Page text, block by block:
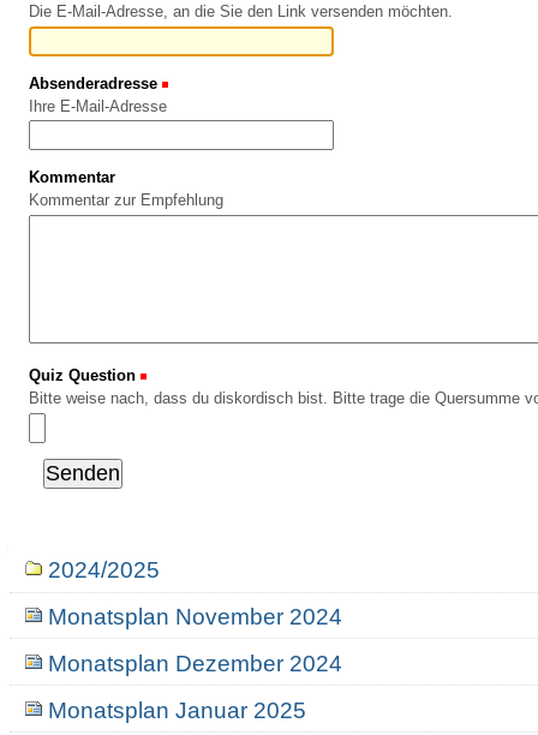
Die E-Mail-Adresse, an die Sie den Link versenden möchten.
Absenderadresse
Ihre E-Mail-Adresse
Kommentar
Kommentar zur Empfehlung
Quiz Question
Bitte weise nach, dass du diskordisch bist. Bitte trage die Quersumme
Navigation2024/2025
Monatsplan November 2024
Monatsplan Dezember 2024
Monatsplan Januar 2025